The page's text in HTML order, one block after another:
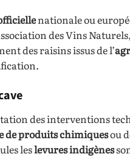
nationale ou
des Vins
des raisins issus de l’
des interventions
de produits chimiquesou
leslevures indigènes